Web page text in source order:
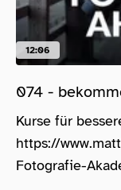
12:06
074 -
Kurse für
https://
Fotografie-